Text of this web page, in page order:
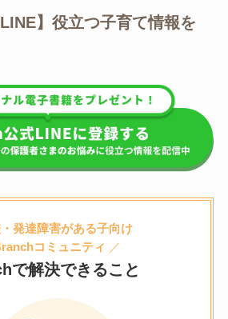
】役立つ子育て情報を
発達障害がある子向け
コミュニティ ／
で解決できること